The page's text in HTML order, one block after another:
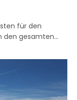
für den
den gesamten…